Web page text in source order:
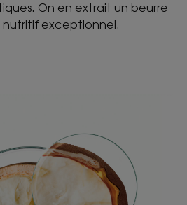
On en extrait un beurre
nutritif exceptionnel.